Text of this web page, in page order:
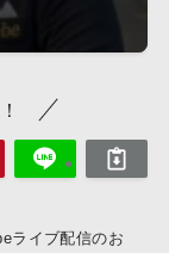
ライブ配信のお